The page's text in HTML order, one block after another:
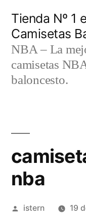
contenido
Tienda Nº 1
Camisetas
NBA – La
camisetas
baloncesto.
nba
Publicado
istern 19